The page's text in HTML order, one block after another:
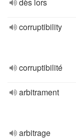
corruptibility
corruptibilité
arbitrament
arbitrage